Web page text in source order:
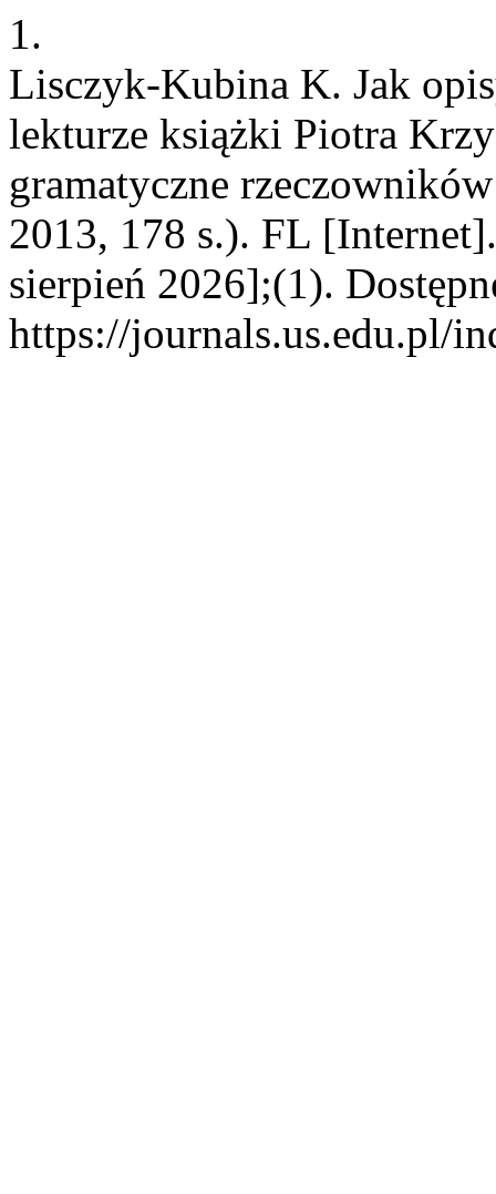
1.
Lisczyk-Kubina K. Jak
lekturze książki Piotra
gramatyczne
2013, 178 s.). FL
sierpień 2026];(1).
https://journals.us.edu.pl/